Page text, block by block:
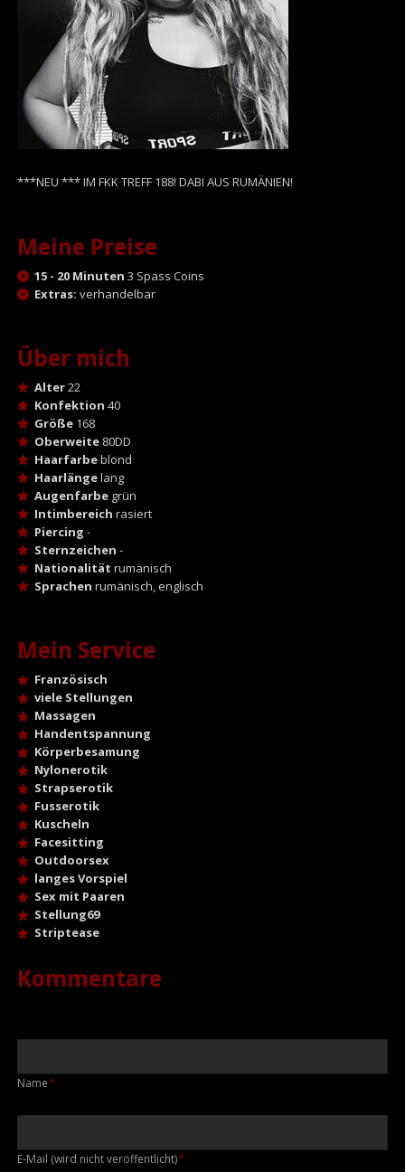
***NEU *** IM FKK TREFF 188! DABI AUS RUMÄNIEN!
Meine Preise
15 - 20 Minuten 3 Spass Coins
Extras: verhandelbar
Über mich
Alter22
Konfektion 40
Größe168
Oberweite80DD
Haarfarbeblond
Haarlängelang
Augenfarbegrün
Intimbereich rasiert
Piercing -
Sternzeichen -
Nationalität rumänisch
Sprachen rumänisch, englisch
Mein Service
Französisch
viele Stellungen
Massagen
Handentspannung
Körperbesamung
Nylonerotik
Strapserotik
Fusserotik
Kuscheln
Facesitting
Outdoorsex
langes Vorspiel
Sex mit Paaren
Stellung69
Striptease
Kommentare
Pflichtfeld
Name*
Pflichtfeld
E-Mail (wird nicht veröffentlicht)*